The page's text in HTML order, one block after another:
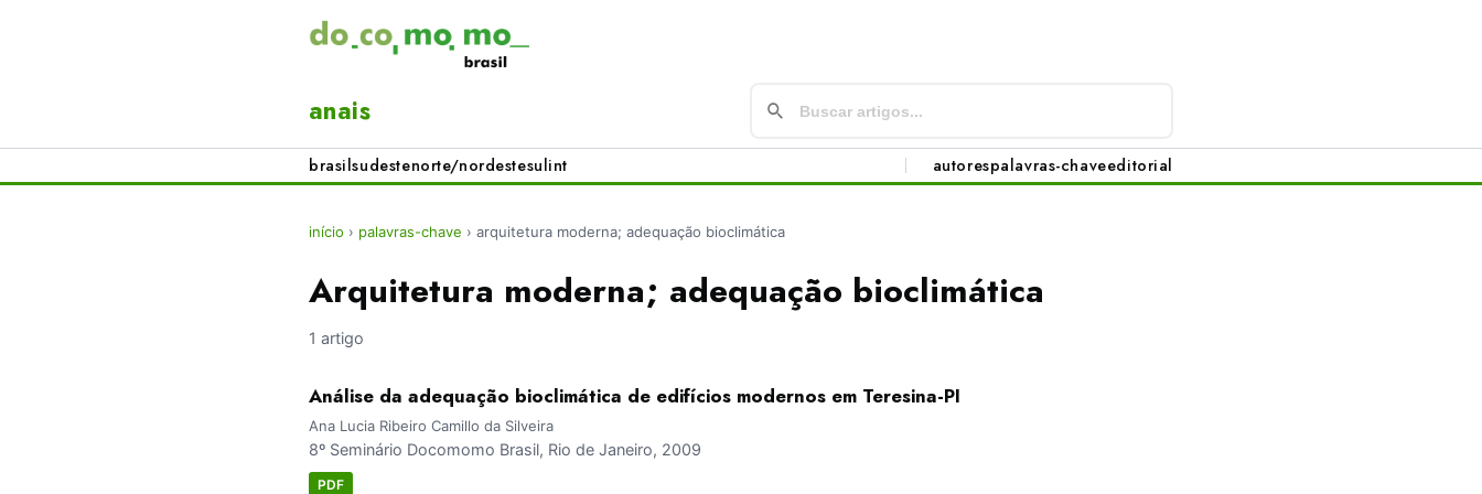
anais
brasilsudestenorte/nordestesulint autorespalavras-chaveeditorial
início › palavras-chave › arquitetura moderna; adequação bioclimática
Arquitetura moderna; adequação bioclimática
1 artigo
Análise da adequação bioclimática de edifícios modernos em Teresina-PI
Ana Lucia Ribeiro Camillo da Silveira
8º Seminário Docomomo Brasil, Rio de Janeiro, 2009
PDF